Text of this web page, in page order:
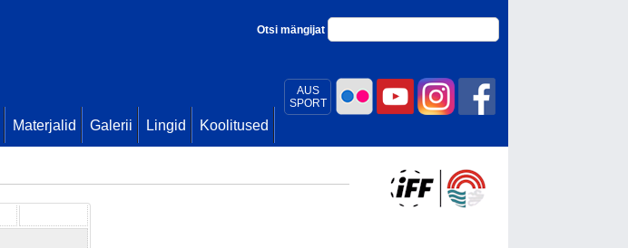
AUS
SPORT
Otsi mängijat
Materjalid Galerii Lingid Koolitused